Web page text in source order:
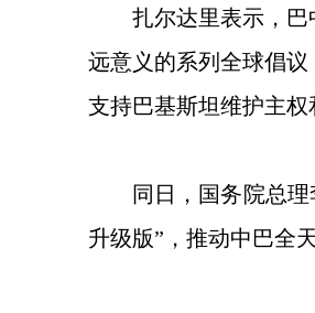
扎尔达里表示，
远意义的系列全球倡
支持巴基斯坦维护主
同日，国务院总
升级版”，推动中巴全